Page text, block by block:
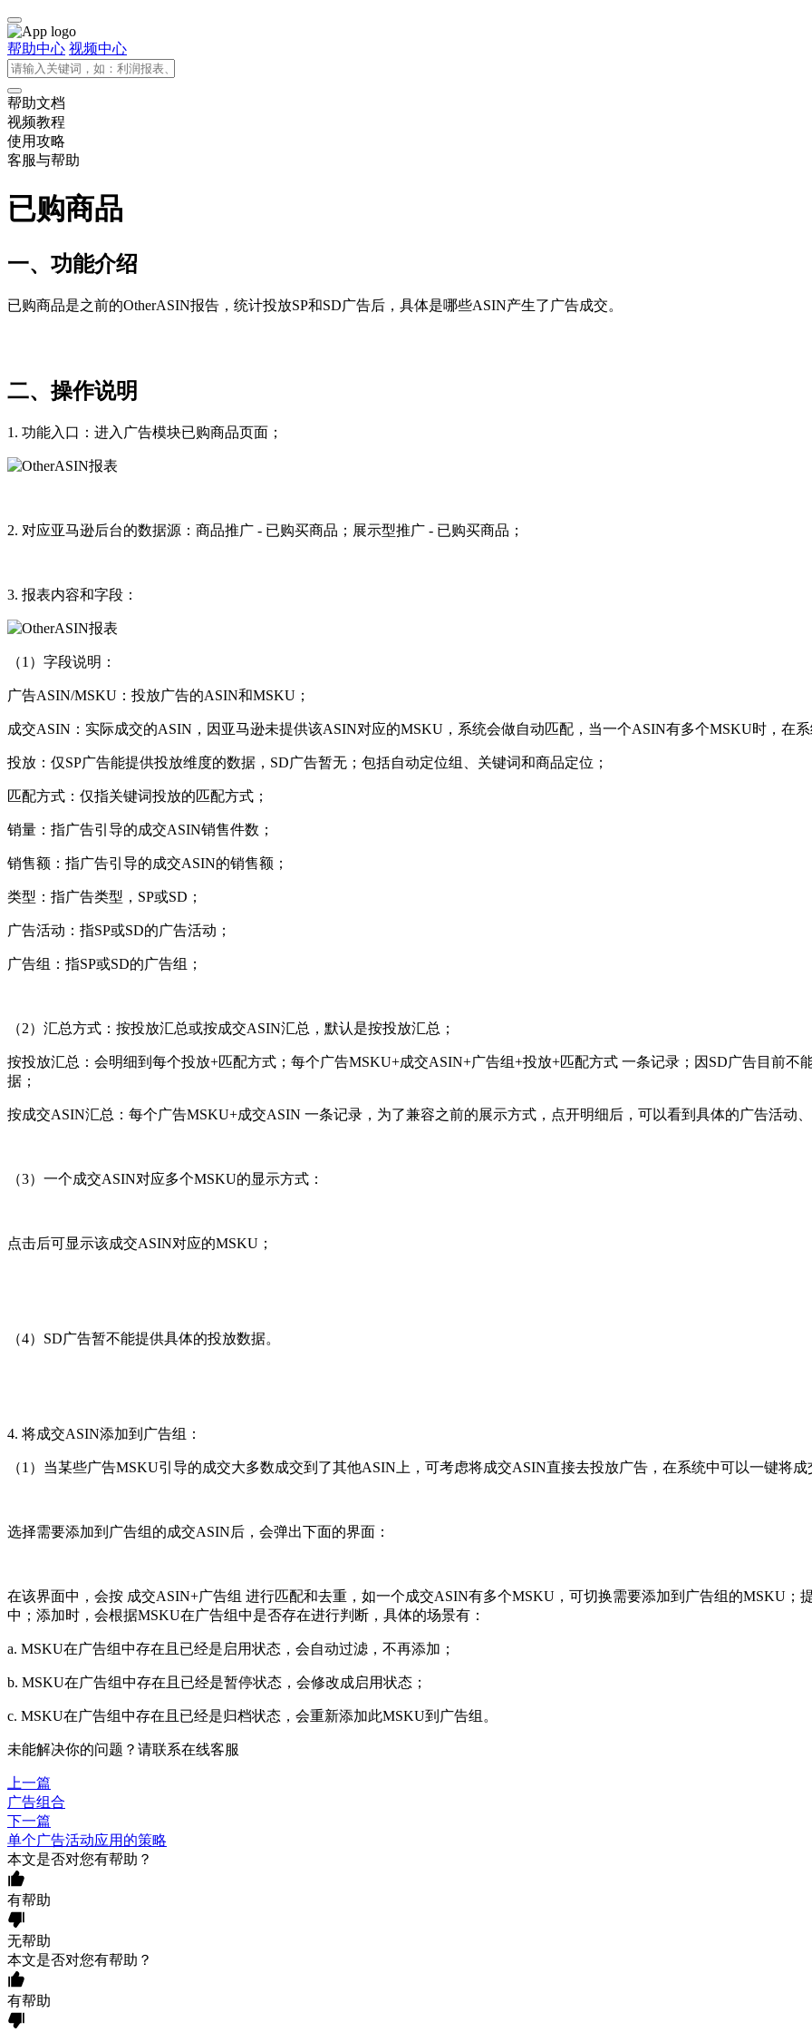
帮助中心 视频中心
帮助文档
视频教程
使用攻略
客服与帮助
已购商品
一、功能介绍
已购商品是之前的OtherASIN报告， 统计投放SP和SD广告后，具体是哪些ASIN产生了广告成交。
二、操作说明
1. 功能入口：进入广告模块已购商品页面；
2. 对应亚马逊后台的数据源：商品推广 - 已购买商品；展示型推广 - 已购买商品；
3. 报表内容和字段：
（1）字段说明：
广告ASIN/MSKU：投放广告的ASIN和MSKU；
成交ASIN：实际成交的ASIN，因亚马逊未提供该ASIN对应的MSKU，系统会做自动匹配，当一个ASIN有多个MSKU时，在系
投放：仅SP广告能提供投放维度的数据，SD广告暂无；包括自动定位组、关键词和商品定位；
匹配方式：仅指关键词投放的匹配方式；
销量：指广告引导的成交ASIN销售件数；
销售额：指广告引导的成交ASIN的销售额；
类型：指广告类型，SP或SD；
广告活动：指SP或SD的广告活动；
广告组：指SP或SD的广告组；
（2）汇总方式：按投放汇总或按成交ASIN汇总，默认是按投放汇总；
按投放汇总：会明细到每个投放+匹配方式；每个广告MSKU+成交ASIN+广告组+投放+匹配方式 一条记录；因SD广告目前不
据；
按成交ASIN汇总：每个广告MSKU+成交ASIN 一条记录，为了兼容之前的展示方式，点开明细后，可以看到具体的广告活动
（3）一个成交ASIN对应多个MSKU的显示方式：
点击后可显示该成交ASIN对应的MSKU；
（4）SD广告暂不能提供具体的投放数据。
4. 将成交ASIN添加到广告组：
（1）当某些广告MSKU引导的成交大多数成交到了其他ASIN上，可考虑将成交ASIN直接去投放广告，在系统中可以一键将
选择需要添加到广告组的成交ASIN后，会弹出下面的界面：
在该界面中，会按 成交ASIN+广告组 进行匹配和去重，如一个成交ASIN有多个MSKU，可切换需要添加到广告组的MSKU；
中；添加时，会根据MSKU在广告组中是否存在进行判断，具体的场景有：
a. MSKU在广告组中存在且已经是启用状态，会自动过滤，不再添加；
b. MSKU在广告组中存在且已经是暂停状态，会修改成启用状态；
c. MSKU在广告组中存在且已经是归档状态，会重新添加此MSKU到广告组。
未能解决你的问题？请联系在线客服
上一篇
广告组合
下一篇
单个广告活动应用的策略
本文是否对您有帮助？
有帮助
无帮助
本文是否对您有帮助？
有帮助